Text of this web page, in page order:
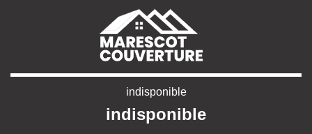
indisponible
indisponible